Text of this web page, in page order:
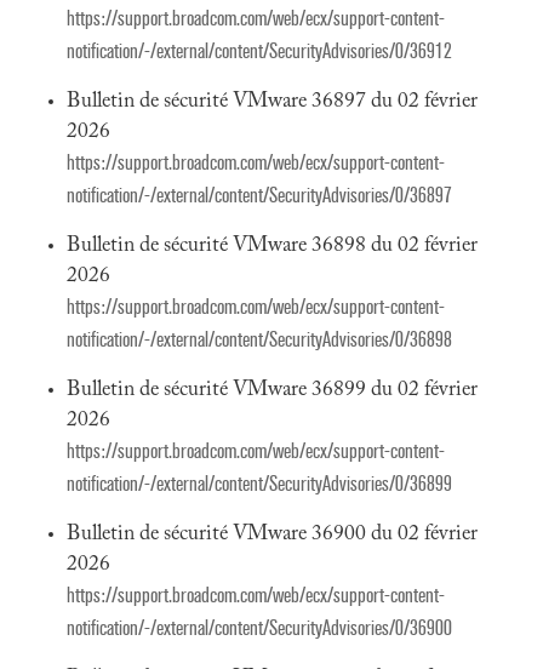
https://support.broadcom.com/web/ecx/support-content-
notification/-/external/content/SecurityAdvisories/0/36912
Bulletin de sécurité VMware 36897 du 02 février
2026
https://support.broadcom.com/web/ecx/support-content-
notification/-/external/content/SecurityAdvisories/0/36897
Bulletin de sécurité VMware 36898 du 02 février
2026
https://support.broadcom.com/web/ecx/support-content-
notification/-/external/content/SecurityAdvisories/0/36898
Bulletin de sécurité VMware 36899 du 02 février
2026
https://support.broadcom.com/web/ecx/support-content-
notification/-/external/content/SecurityAdvisories/0/36899
Bulletin de sécurité VMware 36900 du 02 février
2026
https://support.broadcom.com/web/ecx/support-content-
notification/-/external/content/SecurityAdvisories/0/36900